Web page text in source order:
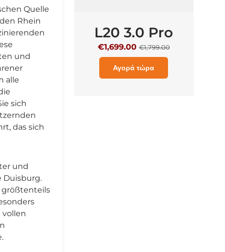
Quelle
Rhein
und
alle
sich
das sich
und
Duisburg.
größtenteils
vollen
L20 3.0 Pro
€1,699.00 €1,799.00
Αγορά τώρα